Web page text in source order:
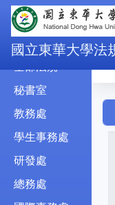
國立東華大學法
全部法規
秘書室
教務處
學生事務處
研發處
總務處